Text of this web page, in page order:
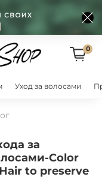
0
Уход за волосами
за
Color
to preserve